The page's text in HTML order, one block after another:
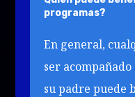
programas?
En general,
ser
su padre puede